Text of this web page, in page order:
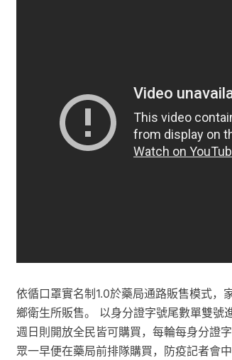
依循口罩實名制1.0於藥局通路販售模式
鄉衛生所販售。 以身分證字號尾數單雙號
週日則開放全民皆可購買，每輪每身分證
眾一早便在藥局前排隊購買，防疫記者會